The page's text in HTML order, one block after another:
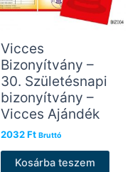
Vicces
Bizonyítvány –
30. Születésnapi
bizonyítvány –
Vicces Ajándék
2032Ft Bruttó
Kosárba teszem